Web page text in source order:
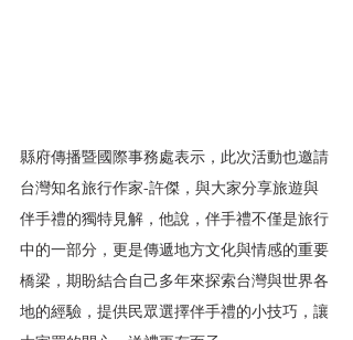
縣府傳播暨國際事務處表示，此次活動也邀請
台灣知名旅行作家-許傑，與大家分享旅遊與
伴手禮的獨特見解，他說，伴手禮不僅是旅行
中的一部分，更是傳遞地方文化與情感的重要
橋梁，期盼結合自己多年來探索台灣與世界各
地的經驗，提供民眾選擇伴手禮的小技巧，讓